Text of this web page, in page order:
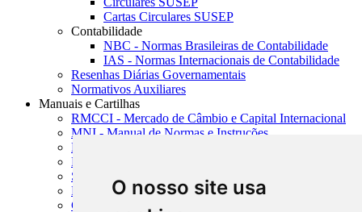
O nosso site usa
Cartas Circulares SUSEP
Contabilidade
NBC - Normas Brasileiras de Contabilidade
IAS - Normas Internacionais de Contabilidade
Resenhas Diárias Governamentais
Normativos Auxiliares
Manuais e Cartilhas
RMCCI - Mercado de Câmbio e Capital Internacional
MNI - Manual de Normas e Instruções
MTVM - Manual de Títulos e Valores Mobiliários
MCR - Manual de Crédito Rural
SISORF - Manual de Organização do SFN
MASUP - Manual de Supervisão Bancária
CADOC - Catálogo de Documentos